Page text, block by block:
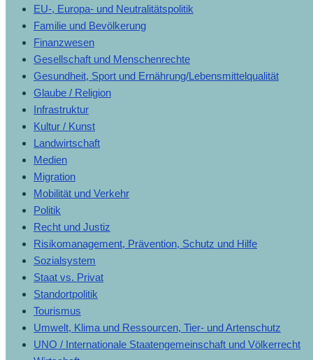
EU-, Europa- und Neutralitätspolitik
Familie und Bevölkerung
Finanzwesen
Gesellschaft und Menschenrechte
Gesundheit, Sport und Ernährung/Lebensmittelqualität
Glaube / Religion
Infrastruktur
Kultur / Kunst
Landwirtschaft
Medien
Migration
Mobilität und Verkehr
Politik
Recht und Justiz
Risikomanagement, Prävention, Schutz und Hilfe
Sozialsystem
Staat vs. Privat
Standortpolitik
Tourismus
Umwelt, Klima und Ressourcen, Tier- und Artenschutz
UNO / Internationale Staatengemeinschaft und Völkerrecht